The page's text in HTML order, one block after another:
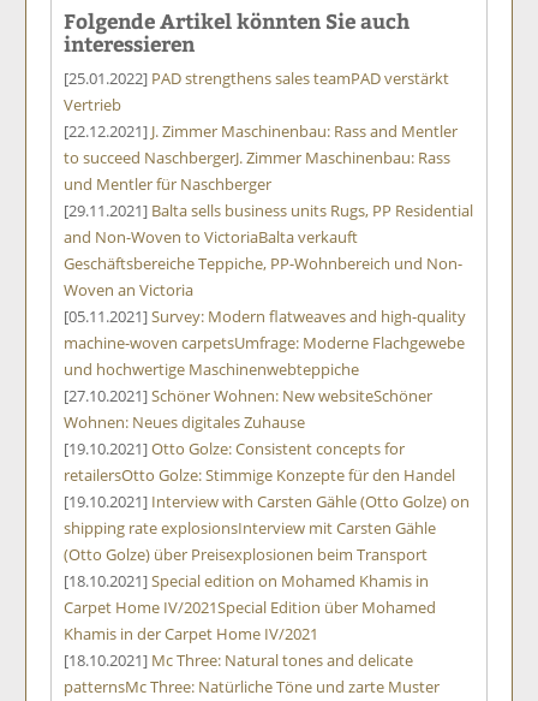
Folgende Artikel könnten Sie auch
interessieren
[25.01.2022] PAD strengthens sales teamPAD verstärkt
Vertrieb
[22.12.2021] J. Zimmer Maschinenbau: Rass and Mentler
to succeed NaschbergerJ. Zimmer Maschinenbau: Rass
und Mentler für Naschberger
[29.11.2021] Balta sells business units Rugs, PP Residential
and Non-Woven to VictoriaBalta verkauft
Geschäftsbereiche Teppiche, PP-Wohnbereich und Non-
Woven an Victoria
[05.11.2021]Survey: Modern flatweaves and high-quality
machine-woven carpetsUmfrage: Moderne Flachgewebe
und hochwertige Maschinenwebteppiche
[27.10.2021]Schöner Wohnen: New websiteSchöner
Wohnen: Neues digitales Zuhause
[19.10.2021]Otto Golze: Consistent concepts for
retailersOtto Golze: Stimmige Konzepte für den Handel
[19.10.2021] Interview with Carsten Gähle (Otto Golze) on
shipping rate explosionsInterview mit Carsten Gähle
(Otto Golze) über Preisexplosionen beim Transport
[18.10.2021]Special edition on Mohamed Khamis in
Carpet Home IV/2021Special Edition über Mohamed
Khamis in der Carpet Home IV/2021
[18.10.2021] Mc Three: Natural tones and delicate
patternsMc Three: Natürliche Töne und zarte Muster